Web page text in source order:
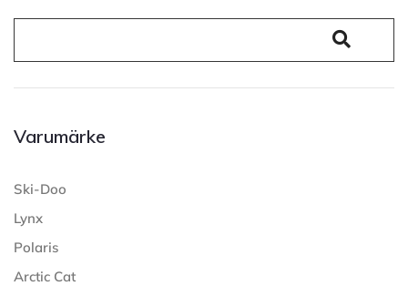
Varumärke
Ski-Doo
Lynx
Polaris
Arctic Cat